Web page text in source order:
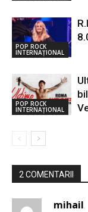
POP ROCK
INTERNAȚIONAL
POP ROCK
INTERNAȚIONAL
2 COMENTARII
mihail